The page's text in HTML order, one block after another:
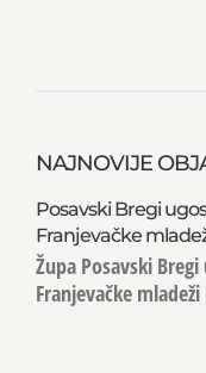
NAJNOVIJE
Posavski Bregi
Franjevačke
Župa Posavski
Franjevačke mladeži